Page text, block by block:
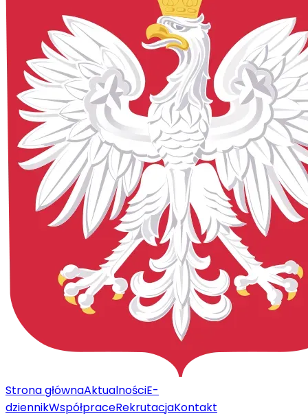
Strona głównaAktualnościE-
dziennikWspółpraceRekrutacjaKontakt